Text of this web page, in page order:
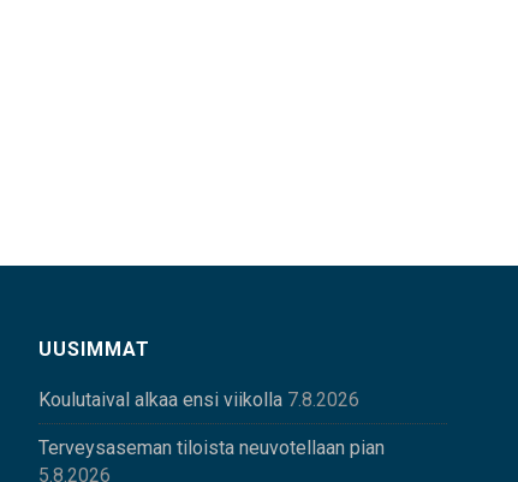
UUSIMMAT
Koulutaival alkaa ensi viikolla 7.8.2026
Terveysaseman tiloista neuvotellaan pian
5.8.2026